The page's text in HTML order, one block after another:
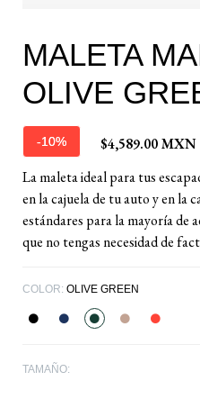
MALETA
OLIVE
-10%
$4,589.00 MXN
La maleta ideal para tus
en la cajuela de tu auto y en la
estándares para la mayoría de
que no tengas necesidad de
COLOR: OLIVE GREEN
TAMAÑO: